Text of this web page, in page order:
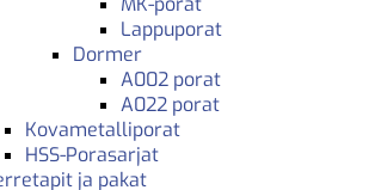
Lappuporat
Dormer
A002 porat
A022 porat
Kovametalliporat
HSS-Porasarjat
ja pakat